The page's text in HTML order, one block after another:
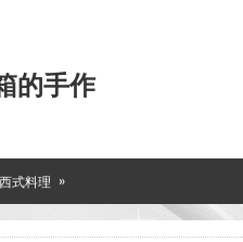
的手作
西式料理 »